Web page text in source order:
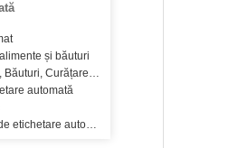
Produse lactate
lactate
Produse de îngrijire a părului, Ulei,
și băuturi
Băuturi, Curățare, Detergent, Produse de
automată
etichetare automată a sticlei rotunde verticale